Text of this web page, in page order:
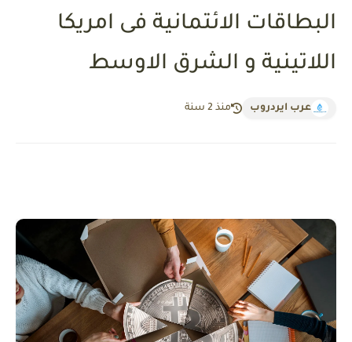
البطاقات الائتمانية فى امريكا
اللاتينية و الشرق الاوسط
عرب ايردروب منذ 2 سنة